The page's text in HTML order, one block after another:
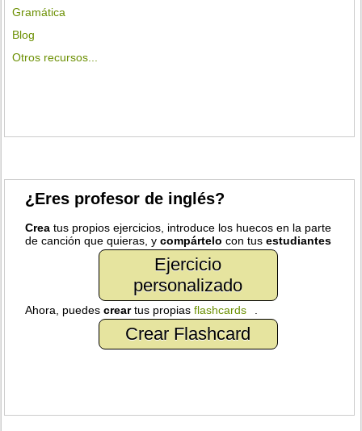
Gramática
Blog
Otros recursos...
¿Eres profesor de inglés?
Crea tus propios ejercicios, introduce los huecos en la parte
de canción que quieras, ycompártelo con tusestudiantes
Ejercicio
personalizado
Ahora, puedescreartus propiasflashcards
Crear Flashcard